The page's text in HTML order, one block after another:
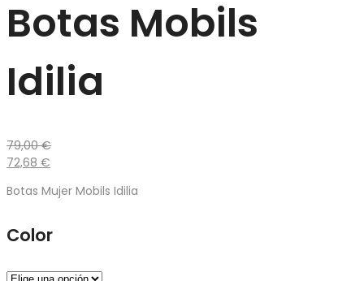
Botas Mobils
Idilia
79,00€
72,68 €
Botas Mujer Mobils Idilia
Color